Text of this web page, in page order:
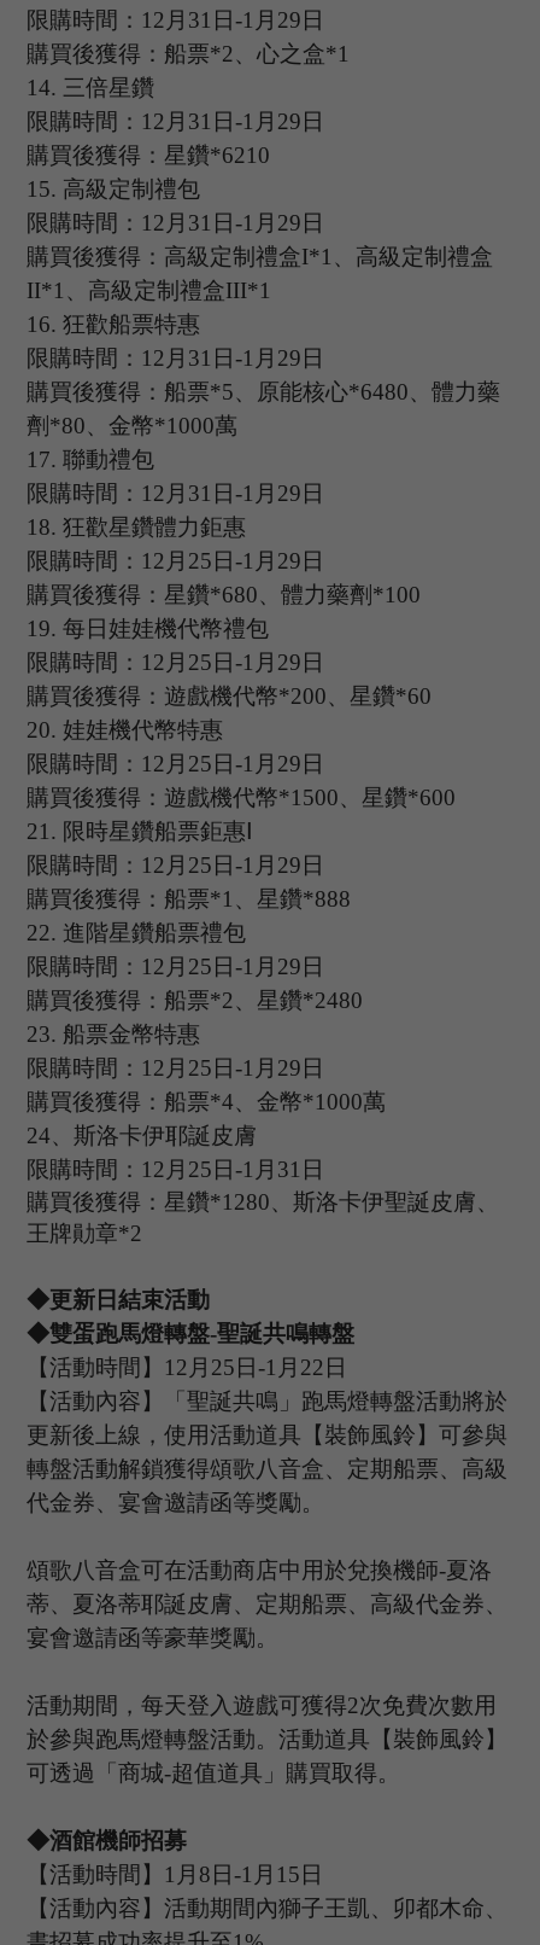
限購時間： 12 月 31 日-1 月 29 日
購買後獲得：船票*2、心之盒*1
14. 三倍星鑽
限購時間： 12 月 31 日-1 月 29 日
購買後獲得：星鑽*6210
15. 高級定制禮包
限購時間： 12 月 31 日-1 月 29 日
購買後獲得：高級定制禮盒I*1、高級定制禮盒
II*1、高級定制禮盒III*1
16. 狂歡船票特惠
限購時間： 12 月 31 日-1 月 29 日
購買後獲得：船票*5、原能核心*6480、體力藥
劑*80、金幣*1000萬
1 7.聯動禮包
限購時間： 12 月 31 日-1 月 29 日
18. 狂歡星鑽體力鉅惠
限購時間： 12 月 25 日-1 月 29 日
購買後獲得：星鑽*680、體力藥劑*100
19. 每日娃娃機代幣禮包
限購時間： 12 月 25 日-1 月 29 日
購買後獲得：遊戲機代幣*200、星鑽*60
20. 娃娃機代幣特惠
限購時間： 12 月 25 日-1 月 29 日
購買後獲得：遊戲機代幣*1500、星鑽*600
21 . 限時星鑽船票鉅惠
限購時間： 12 月 25 日-1 月 29 日
購買後獲得：船票*1、星鑽*888
22. 進階星鑽船票禮包
限購時間： 12 月 25 日-1 月 29 日
購買後獲得：船票*2、星鑽*2480
23. 船票金幣特惠
限購時間： 12 月 25 日-1 月 29 日
購買後獲得：船票*4、金幣*1000萬
24、斯洛卡伊耶誕皮膚
限購時間： 12 月 25 日-1 月 31 日
購買後獲得：星鑽*1280、斯洛卡伊聖誕皮膚、
王牌勛章*2
◆更新日結束活動
◆雙蛋跑馬燈轉盤-聖誕共鳴轉盤
【活動時間】 1 2 月 25 日-1 月 22 日
【活動內容】「聖誕共鳴」跑馬燈轉盤活動將於
更新後上線，使用活動道具【裝飾風鈴】可參與
轉盤活動解鎖獲得頌歌八音盒、定期船票、高級
代金券、宴會邀請函等獎勵。
頌歌八音盒可在活動商店中用於兌換機師-夏洛
蒂、夏洛蒂耶誕皮膚、定期船票、高級代金券、
宴會邀請函等豪華獎勵。
活動期間，每天登入遊戲可獲得2次免費次數用
於參與跑馬燈轉盤活動。活動道具【裝飾風鈴】
可透過「商城-超值道具」購買取得。
◆酒館機師招募
【活動時間】 1 月 8 日-1 月 15 日
【活動內容】活動期間內獅子王凱、卯都木命、